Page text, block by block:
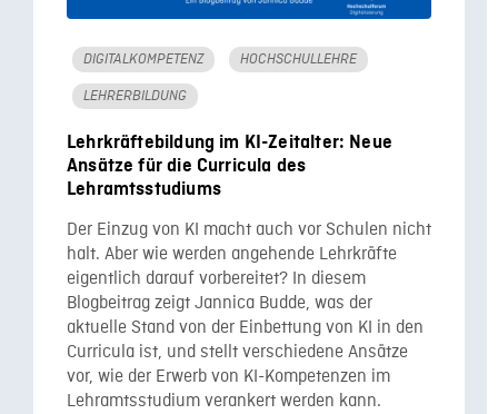
DIGITALKOMPETENZ HOCHSCHULLEHRE
LEHRERBILDUNG
Lehrkräftebildung im KI-Zeitalter: Neue
Ansätze für die Curricula des
Lehramtsstudiums
Der Einzug von KI macht auch vor Schulen nicht
halt. Aber wie werden angehende Lehrkräfte
eigentlich darauf vorbereitet? In diesem
Blogbeitrag zeigt Jannica Budde, was der
aktuelle Stand von der Einbettung von KI in den
Curricula ist, und stellt verschiedene Ansätze
vor, wie der Erwerb von KI-Kompetenzen im
Lehramtsstudium verankert werden kann.